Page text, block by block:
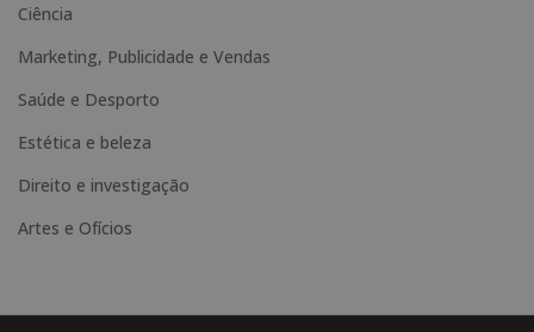
Ciência
Marketing, Publicidade e Vendas
Saúde e Desporto
Estética e beleza
Direito e investigação
Artes e Ofícios